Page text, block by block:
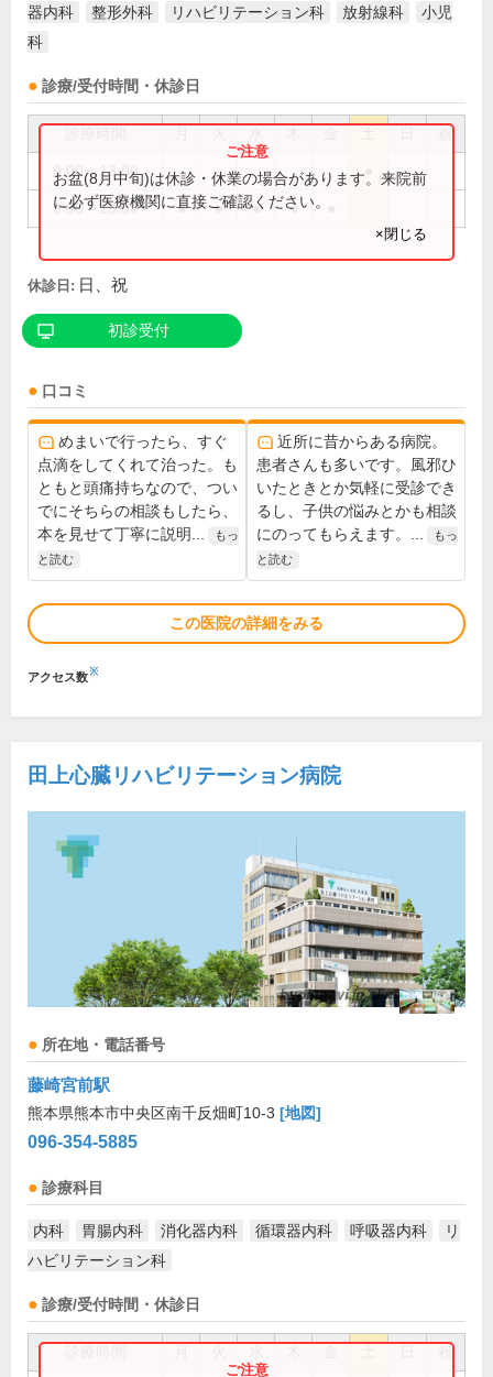
器内科 整形外科 リハビリテーション科 放射線科
小児
科
診療/受付時間・休診日
祝
9:00～13:00
9:00～18:00 ● ● ● ●
お盆(8月中旬)は休診・休業の場合があります。来院前
に必ず医療機関に直接ご確認ください。
×閉じる
休診日: 日、祝
初診受付
口コミ
めまいで行ったら、すぐ
点滴をしてくれて治った。も
ともと頭痛持ちなので、つい
でにそちらの相談もしたら、
本を見せて丁寧に説明...
もっ
と読む
近所に昔からある病院。
患者さんも多いです。風邪ひ
いたときとか気軽に受診でき
るし、子供の悩みとかも相談
にのってもらえます。...
もっ
と読む
この医院の詳細をみる
アクセス数※
田上心臓リハビリテーション病院
所在地・電話番号
藤崎宮前駅
熊本県熊本市中央区南千反畑町10-3 [地図]
096-354-5885
診療科目
内科 胃腸内科 消化器内科 循環器内科 呼吸器内科
リ
ハビリテーション科
診療/受付時間・休診日
祝